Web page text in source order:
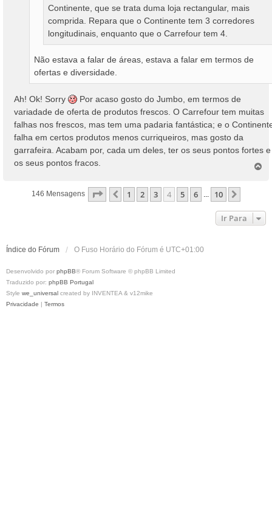
Continente, que se trata duma loja rectangular, mais
comprida. Repara que o Continente tem 3 corredores
longitudinais, enquanto que o Carrefour tem 4.
Não estava a falar de áreas, estava a falar em termos de
ofertas e diversidade.
Ah! Ok! Sorry
Por acaso gosto do Jumbo, em termos de
variadade de oferta de produtos frescos. O Carrefour tem muitas
falhas nos frescos, mas tem uma padaria fantástica; e o
falha em certos produtos menos curriqueiros, mas gosto da
garrafeira. Acabam por, cada um deles, ter os seus pontos fortes e
os seus pontos fracos.
146 Mensagens Página De 10
Anterior
1 2 3 4 5 6 ... 10
Ir Para
Índice do Fórum O Fuso Horário do Fórum é UTC+01:00
Desenvolvido por phpBB® Forum Software © phpBB Limited
Traduzido por: phpBB Portugal
Style we_universal created by INVENTEA & v12mike
Privacidade | Termos